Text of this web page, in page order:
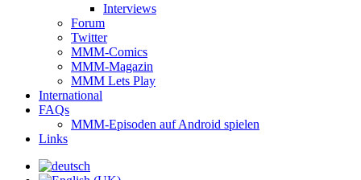
Interviews
Forum
Twitter
MMM-Comics
MMM-Magazin
MMM Lets Play
International
FAQs
MMM-Episoden auf Android spielen
Links